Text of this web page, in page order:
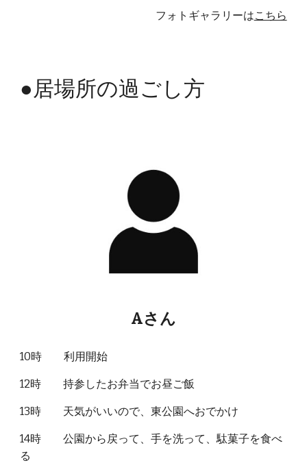
フォトギャラリーはこちら
●居場所の過ごし方
Aさん
10時 利用開始
12時 持参したお弁当でお昼ご飯
13時 天気がいいので、東公園へおでかけ
14時 公園から戻って、手を洗って、駄菓子を食べ
る